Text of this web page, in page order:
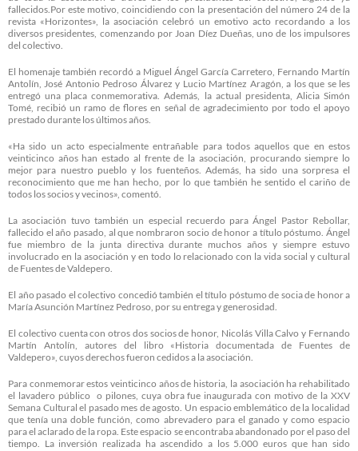
fallecidos.Por este motivo, coincidiendo con la presentación del número 24 de la
revista «Horizontes», la asociación celebró un emotivo acto recordando a los
diversos presidentes, comenzando por Joan Díez Dueñas, uno de los impulsores
del colectivo.
El homenaje también recordó a Miguel Ángel García Carretero, Fernando Martín
Antolín, José Antonio Pedroso Álvarez y Lucio Martínez Aragón, a los que se les
entregó una placa conmemorativa. Además, la actual presidenta, Alicia Simón
Tomé, recibió un ramo de flores en señal de agradecimiento por todo el apoyo
prestado durante los últimos años.
«Ha sido un acto especialmente entrañable para todos aquellos que en estos
veinticinco años han estado al frente de la asociación, procurando siempre lo
mejor para nuestro pueblo y los fuenteños. Además, ha sido una sorpresa el
reconocimiento que me han hecho, por lo que también he sentido el cariño de
todos los socios y vecinos», comentó.
La asociación tuvo también un especial recuerdo para Ángel Pastor Rebollar,
fallecido el año pasado, al que nombraron socio de honor a título póstumo. Ángel
fue miembro de la junta directiva durante muchos años y siempre estuvo
involucrado en la asociación y en todo lo relacionado con la vida social y cultural
de Fuentes de Valdepero.
El año pasado el colectivo concedió también el título póstumo de socia de honor a
María Asunción Martínez Pedroso, por su entrega y generosidad.
El colectivo cuenta con otros dos socios de honor, Nicolás Villa Calvo y Fernando
Martín Antolín, autores del libro «Historia documentada de Fuentes de
Valdepero», cuyos derechos fueron cedidos a la asociación.
Para conmemorar estos veinticinco años de historia, la asociación ha rehabilitado
el lavadero público o pilones, cuya obra fue inaugurada con motivo de la XXV
Semana Cultural el pasado mes de agosto. Un espacio emblemático de la localidad
que tenía una doble función, como abrevadero para el ganado y como espacio
para el aclarado de la ropa. Este espacio se encontraba abandonado por el paso del
tiempo. La inversión realizada ha ascendido a los 5.000 euros que han sido